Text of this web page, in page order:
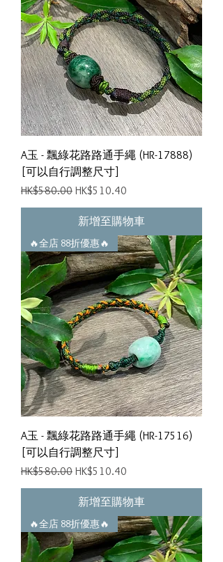
A玉 - 飄綠花路路通手繩 (HR-17888)
[可以自行調整尺寸]
一般價格
HK$580.00 促銷價格
HK$510.40
新增至購物車
🔥全店 88折優惠🔥
A玉 - 飄綠花路路通手繩 (HR-17516)
[可以自行調整尺寸]
一般價格
HK$580.00 促銷價格
HK$510.40
新增至購物車
🔥全店 88折優惠🔥